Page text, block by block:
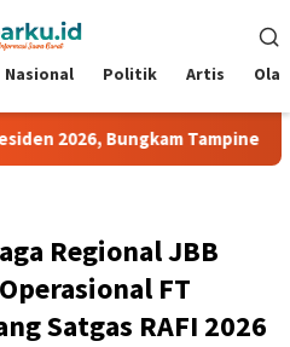
Nasional Politik Artis
Bungkam Tampines Rovers
Regional JBB
FT
Satgas RAFI 2026